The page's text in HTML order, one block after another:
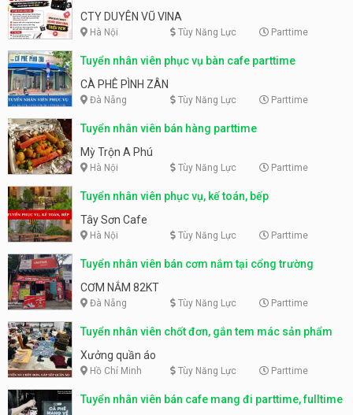
CTY DUYÊN VŨ VINA
Hà Nội Tùy Năng Lực Parttime
Tuyển nhân viên phục vụ bàn cafe parttime
CÀ PHÊ PÌNH ZÂN
Đà Nẵng Tùy Năng Lực Parttime
Tuyển nhân viên bán hàng parttime
Mỳ Trộn A Phú
Hà Nội Tùy Năng Lực Parttime
Tuyển nhân viên phục vụ, kế toán, bếp
Tây Sơn Cafe
Hà Nội Tùy Năng Lực Parttime
Tuyển nhân viên bán cơm nắm tại cổng trường
CƠM NẮM 82KT
Đà Nẵng Tùy Năng Lực Parttime
Tuyển nhân viên chốt đơn, gắn tem mác sản phẩm
Xưởng quần áo
Hồ Chí Minh Tùy Năng Lực Parttime
Tuyển nhân viên bán cafe mang đi parttime, fulltime